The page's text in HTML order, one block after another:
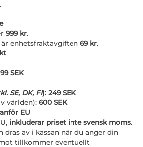
999 kr.
enhetsfraktavgiften 69 kr.
SEK
SE, DK, FI): 249 SEK
världen): 600 SEK
EU
inkluderar priset inte svensk moms.
dras av i kassan när du anger din
tillkommer eventuellt